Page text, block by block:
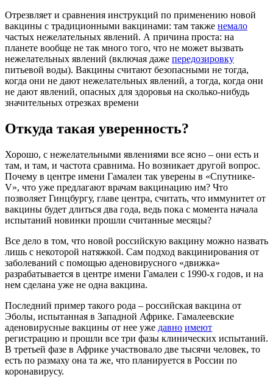
Отрезвляет и сравнения инструкций по применению новой
вакцины с традиционными вакцинами: там также немало
частых нежелательных явлений. А причина проста: на
планете вообще не так много того, что не может вызвать
нежелательных явлений (включая даже передозировку
питьевой воды). Вакцины считают безопасными не тогда,
когда они не дают нежелательных явлений, а тогда, когда они
не дают явлений, опасных для здоровья на сколько-нибудь
значительных отрезках времени
Откуда такая уверенность?
Хорошо, с нежелательными явлениями все ясно – они есть и
там, и там, и частота сравнима. Но возникает другой вопрос.
Почему в центре имени Гамалеи так уверены в «Спутнике-
V», что уже предлагают врачам вакцинацию им? Что
позволяет Гинцбургу, главе центра, считать, что иммунитет от
вакцины будет длиться два года, ведь пока с момента начала
испытаний новинки прошли считанные месяцы?
Все дело в том, что новой российскую вакцину можно назвать
лишь с некоторой натяжкой. Сам подход вакцинирования от
заболеваний с помощью аденовирусного «движка»
разрабатывается в центре имени Гамалеи с 1990-х годов, и на
нем сделана уже не одна вакцина.
Последний пример такого рода – российская вакцина от
Эболы, испытанная в Западной Африке. Гамалеевские
аденовирусные вакцины от нее уже давно имеют
регистрацию и прошли все три фазы клинических испытаний.
В третьей фазе в Африке участвовало две тысячи человек, то
есть по размаху она та же, что планируется в России по
коронавирусу.